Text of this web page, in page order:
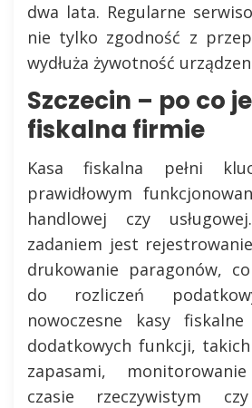
dwa lata. Regularne
nie tylko zgodność z
wydłuża żywotność
Szczecin – po co
fiskalna firmie
Kasa fiskalna pełni
prawidłowym
handlowej czy
zadaniem jest
drukowanie paragonów,
do rozliczeń
nowoczesne kasy
dodatkowych funkcji,
zapasami,
czasie rzeczywistym